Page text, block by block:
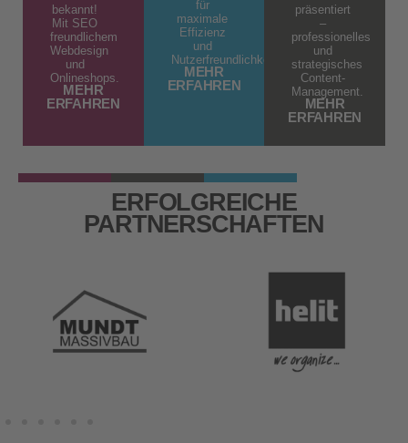
bekannt!
Mit SEO
freundlichem
Webdesign
und
Onlineshops.
MEHR
ERFAHREN
für
maximale
Effizienz
und
Nutzerfreundlichkeit.
MEHR
ERFAHREN
präsentiert
–
professionelles
und
strategisches
Content-
Management.
MEHR
ERFAHREN
ERFOLGREICHE
PARTNERSCHAFTEN